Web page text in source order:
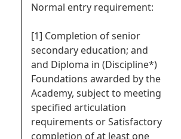
Normal entry requirement:
[1] Completion of senior
secondary education; and
and Diploma in (Discipline*)
Foundations awarded by the
Academy, subject to meeting
specified articulation
requirements or Satisfactory
completion of at least one